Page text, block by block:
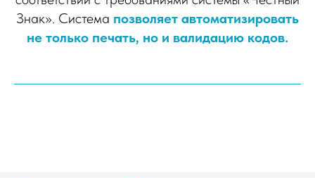
Знак». Система позволяет автоматизировать
не только печать, но и валидацию кодов.